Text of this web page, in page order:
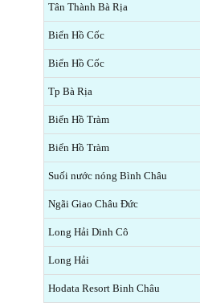
Tân Thành Bà Rịa
Biển Hồ Cốc
Biển Hồ Cốc
Tp Bà Rịa
Biển Hồ Tràm
Biển Hồ Tràm
Suối nước nóng Bình Châu
Ngãi Giao Châu Đức
Long Hải Dinh Cô
Long Hải
Hodata Resort Binh Châu